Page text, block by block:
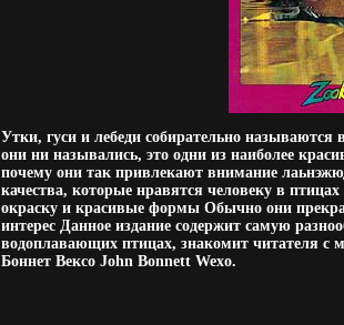
Утки, гуси и лебеди собирательно
они ни назывались, это одни из наиболее
почему они так привлекают внимание
качества, которые нравятся человеку в
окраску и красивые формы Обычно они
интерес Данное издание содержит самую
водоплавающих птицах, знакомит читателя с
Боннет Вексо John Bonnett Wexo.